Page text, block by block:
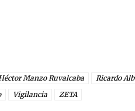
Manzo Ruvalcaba Ricardo
Vigilancia ZETA